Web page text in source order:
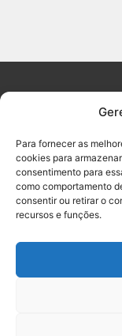
Para fornecer as
cookies para
consentimento para
como comportamento
consentir ou retirar o
recursos e funções.
(61) 3053-
® Limpar